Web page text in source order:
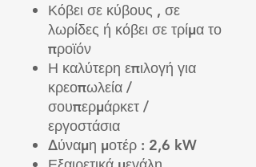
Κόβει σε κύβους , σε
λωρίδες ή κόβει σε τρίμα το
προϊόν
Η καλύτερη επιλογή για
κρεοπωλεία /
σουπερμάρκετ /
εργοστάσια
Δύναμη μοτέρ : 2,6 kW